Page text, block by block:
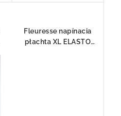
Fleuresse napínacia
płachta XL ELASTO